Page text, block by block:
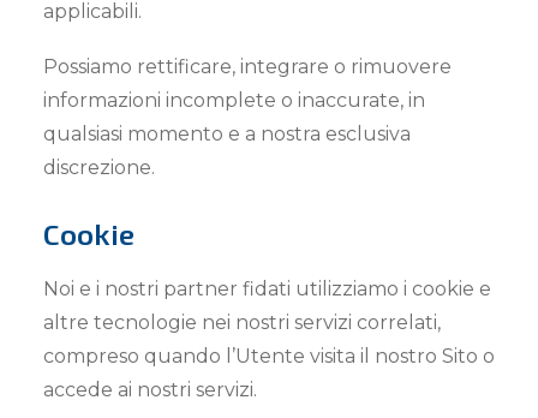
applicabili.
Possiamo rettificare, integrare o rimuovere
informazioni incomplete o inaccurate, in
qualsiasi momento e a nostra esclusiva
discrezione.
Cookie
Noi e i nostri partner fidati utilizziamo i cookie e
altre tecnologie nei nostri servizi correlati,
compreso quando l’Utente visita il nostro Sito o
accede ai nostri servizi.